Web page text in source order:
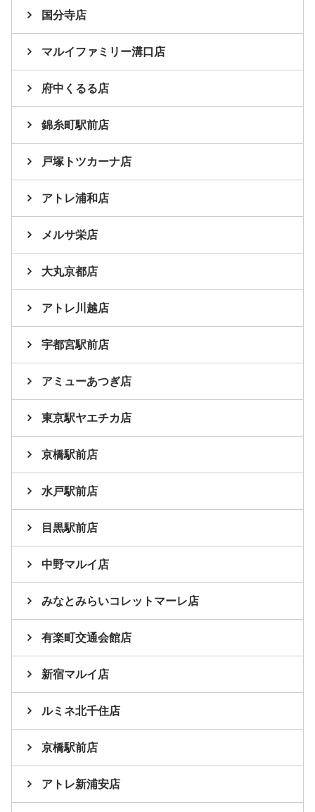
国分寺店
マルイファミリー溝口店
府中くるる店
錦糸町駅前店
戸塚トツカーナ店
アトレ浦和店
メルサ栄店
大丸京都店
アトレ川越店
宇都宮駅前店
アミューあつぎ店
東京駅ヤエチカ店
京橋駅前店
水戸駅前店
目黒駅前店
中野マルイ店
みなとみらいコレットマーレ店
有楽町交通会館店
新宿マルイ店
ルミネ北千住店
京橋駅前店
アトレ新浦安店